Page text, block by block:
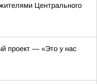
Центрального
проект — «Это у нас